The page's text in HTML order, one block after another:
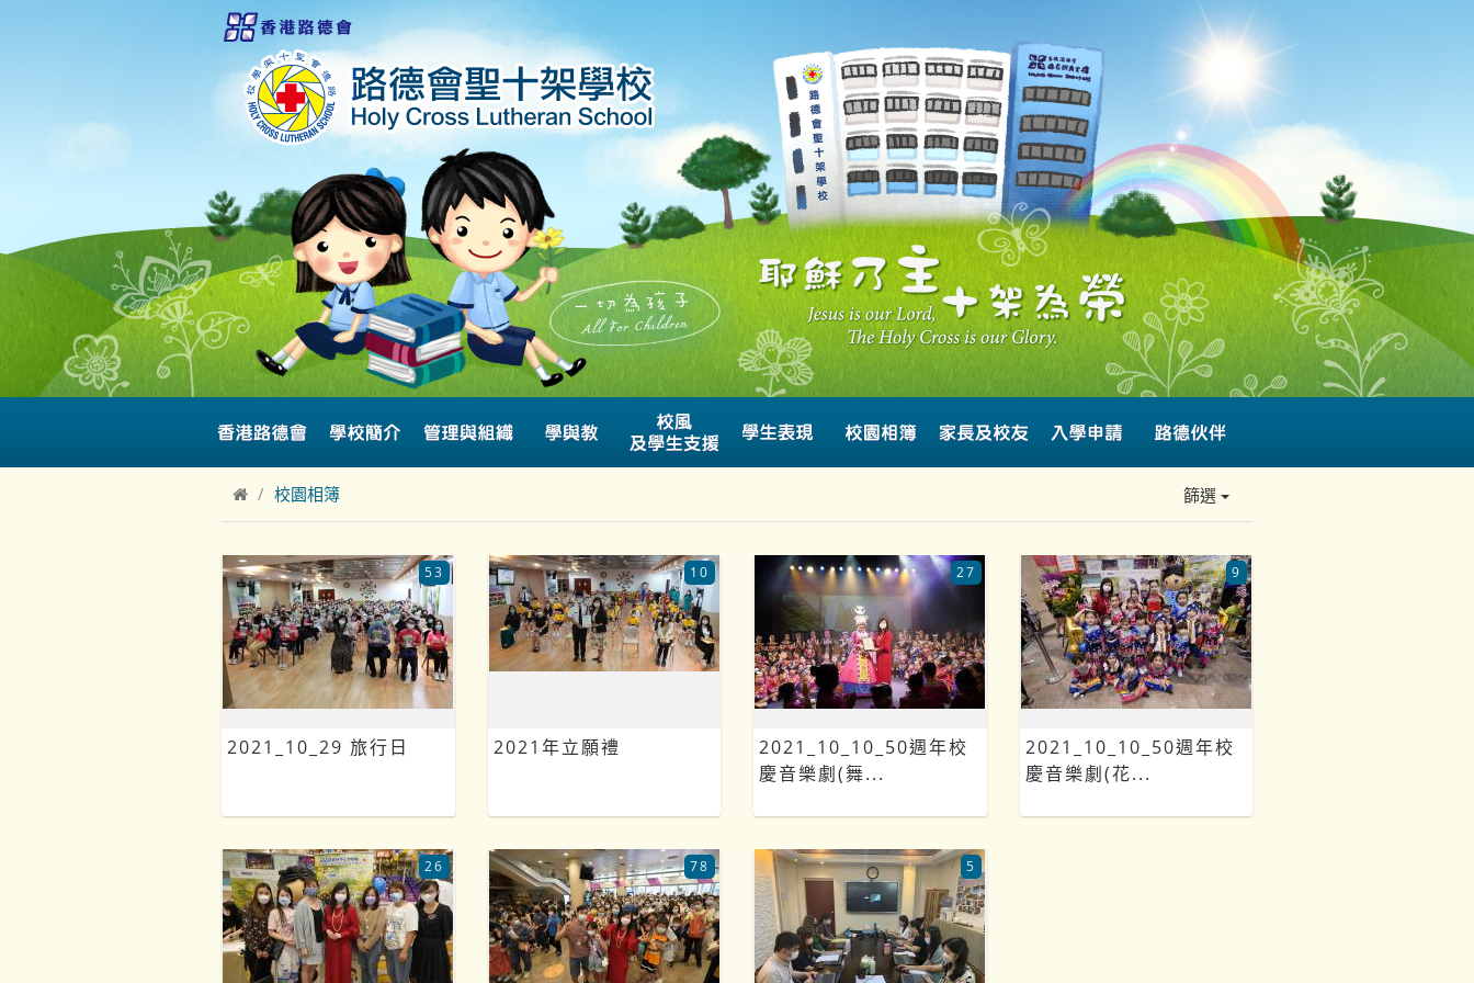
校園相簿 篩選
2021_10_29 旅行日
53
2021年立願禮
10
2021_10_10_50週年校
慶音樂劇(舞...
27
2021_10_10_50週年校
慶音樂劇(花...
9
26 78 5